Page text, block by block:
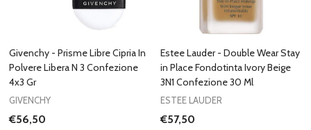
Givenchy - Prisme Libre Cipria In
Polvere Libera N 3 Confezione
4x3 Gr
GIVENCHY
€56,50
Estee Lauder - Double Wear Stay
in Place Fondotinta Ivory Beige
3N1 Confezione 30 Ml
ESTEE LAUDER
€57,50